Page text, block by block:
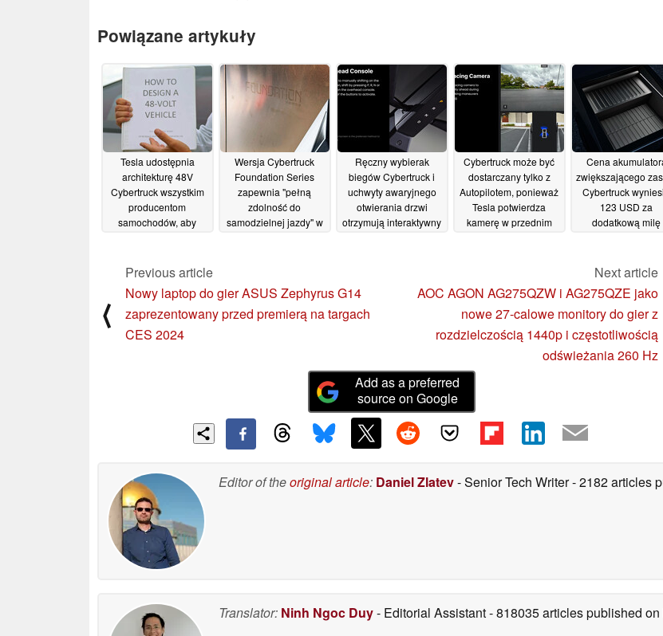
Powiązane artykuły
Tesla udostępnia
architekturę 48V
Cybertruck wszystkim
producentom
samochodów, aby
Wersja Cybertruck
Foundation Series
zapewnia "pełną
zdolność do
samodzielnej jazdy" w
Ręczny wybierak
biegów Cybertruck i
uchwyty awaryjnego
otwierania drzwi
otrzymują interaktywny
Cybertruck może być
dostarczany tylko z
Autopilotem, ponieważ
Tesla potwierdza
kamerę w przednim
Cena
zwiększającego
Cybertruck
123 USD za
dodatkową milę
02/12/2023
⟨
Previous article
Nowy laptop do gier ASUS Zephyrus G14
zaprezentowany przed premierą na targach
CES 2024
Next article
AOC AGON AG275QZW i AG275QZE jako
nowe 27-calowe monitory do gier z
rozdzielczością 1440p i częstotliwością
odświeżania 260 Hz
Add as a preferred
source on Google
Editor of theoriginal article: Daniel Zlatev- Senior Tech Writer- 2182 articles
Translator: Ninh Ngoc Duy- Editorial Assistant- 818035 articles published